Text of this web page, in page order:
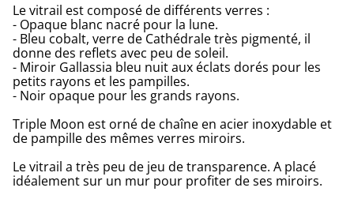
Le vitrail est composé de différents verres :
- Opaque blanc nacré pour la lune.
- Bleu cobalt, verre de Cathédrale très pigmenté, il
donne des reflets avec peu de soleil.
- Miroir Gallassia bleu nuit aux éclats dorés pour les
petits rayons et les pampilles.
- Noir opaque pour les grands rayons.
Triple Moon est orné de chaîne en acier inoxydable et
de pampille des mêmes verres miroirs.
Le vitrail a très peu de jeu de transparence. A placé
idéalement sur un mur pour profiter de ses miroirs.